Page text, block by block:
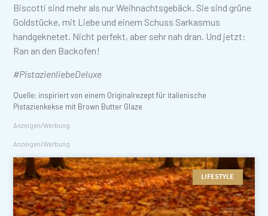
Biscotti sind mehr als nur Weihnachtsgebäck. Sie sind grüne
Goldstücke, mit Liebe und einem Schuss Sarkasmus
handgeknetet. Nicht perfekt, aber sehr nah dran. Und jetzt:
Ran an den Backofen!
#PistazienliebeDeluxe
Quelle: inspiriert von einem Originalrezept für italienische
Pistazienkekse mit Brown Butter Glaze
Anzeigen/Werbung
Anzeigen/Werbung
LIFESTYLE